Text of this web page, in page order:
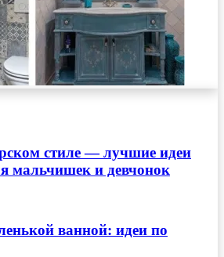
стиле — лучшие идеи
мальчишек и девчонок
ванной: идеи по